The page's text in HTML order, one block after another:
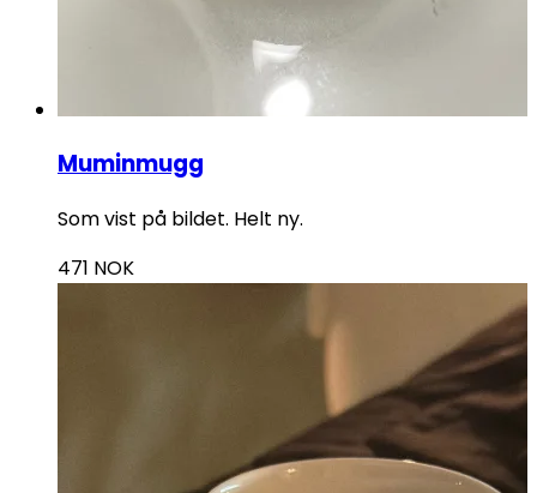
Muminmugg
Som vist på bildet. Helt ny.
471 NOK